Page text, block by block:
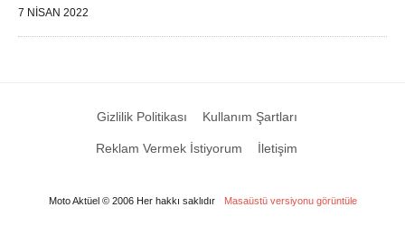
7 NISAN 2022
Gizlilik Politikası Kullanım Şartları
Reklam Vermek İstiyorum İletişim
Moto Aktüel © 2006 Her hakkı saklıdır Masaüstü versiyonu görüntüle